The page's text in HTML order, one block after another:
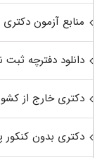
منابع آزمون دکتری
دانلود دفترچه
دکتری خارج از
دکتری بدون